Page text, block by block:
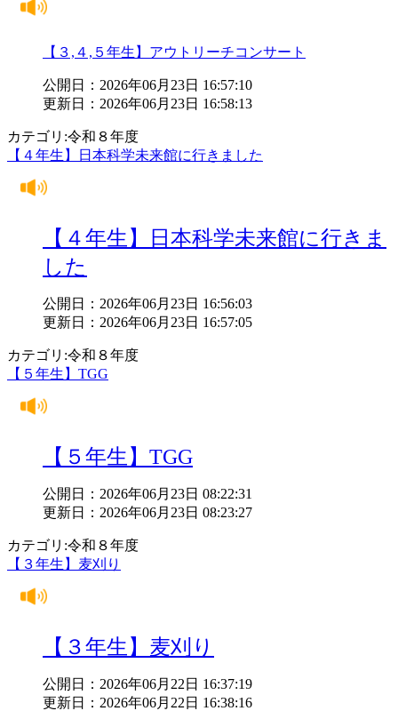
【３,４,５年生】アウトリーチコンサート
公開日：2026年06月23日 16:57:10
更新日：2026年06月23日 16:58:13
カテゴリ:令和８年度
【４年生】日本科学未来館に行きました
【４年生】日本科学未来館に行きま
した
公開日：2026年06月23日 16:56:03
更新日：2026年06月23日 16:57:05
カテゴリ:令和８年度
【５年生】TGG
【５年生】TGG
公開日：2026年06月23日 08:22:31
更新日：2026年06月23日 08:23:27
カテゴリ:令和８年度
【３年生】麦刈り
【３年生】麦刈り
公開日：2026年06月22日 16:37:19
更新日：2026年06月22日 16:38:16